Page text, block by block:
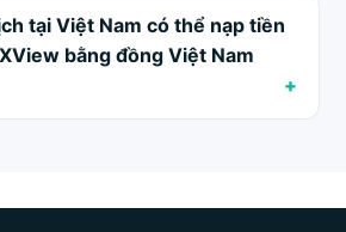
tại Việt Nam có thể nạp tiền
bằng đồng Việt Nam